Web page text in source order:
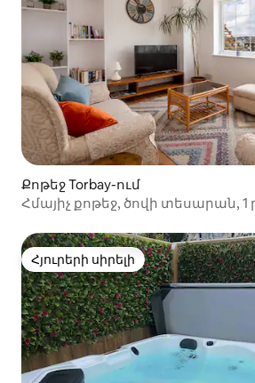
Քոթեջ Torbay-ում
Հմայիչ քոթեջ, ծովի տեսարան, 1
Հյուրերի սիրելի
Հյուրերի սիրելի